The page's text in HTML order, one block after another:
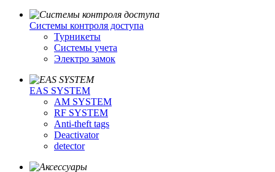
Системы контроля доступа
Турникеты
Cистемы учета
Электро замок
EAS SYSTEM
AM SYSTEM
RF SYSTEM
Anti-theft tags
Deactivator
detector